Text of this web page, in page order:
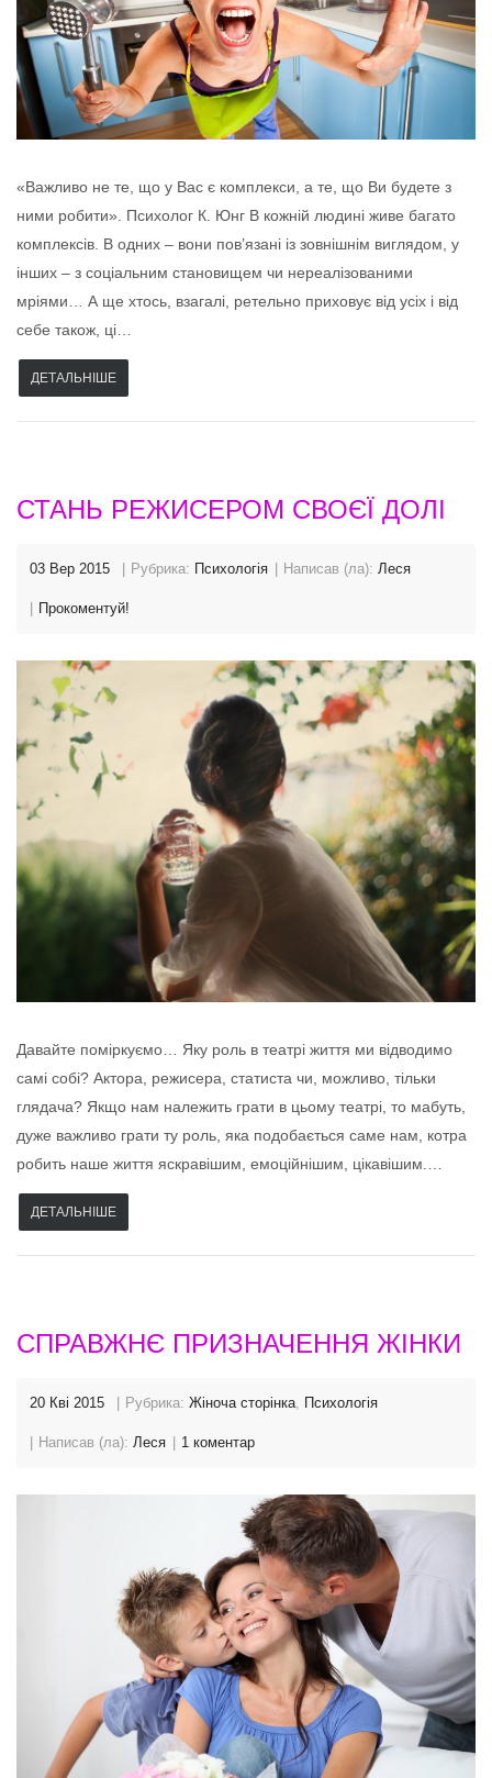
«Важливо не те, що у Вас є комплекси, а те, що Ви будете з
ними робити». Психолог К. Юнг В кожній людині живе багато
комплексів. В одних – вони пов’язані із зовнішнім виглядом, у
інших – з соціальним становищем чи нереалізованими
мріями… А ще хтось, взагалі, ретельно приховує від усіх і від
себе також, ці…
ДЕТАЛЬНІШЕ
СТАНЬ РЕЖИСЕРОМ СВОЄЇ ДОЛІ
03 Вер 2015 Рубрика: Психологія Написав (ла): Леся
Прокоментуй!
Давайте поміркуємо… Яку роль в театрі життя ми відводимо
самі собі? Актора, режисера, статиста чи, можливо, тільки
глядача? Якщо нам належить грати в цьому театрі, то мабуть,
дуже важливо грати ту роль, яка подобається саме нам, котра
робить наше життя яскравішим, емоційнішим, цікавішим.…
ДЕТАЛЬНІШЕ
СПРАВЖНЄ ПРИЗНАЧЕННЯ ЖІНКИ
20 Кві 2015 Рубрика: Жіноча сторінка, Психологія
Написав (ла): Леся 1 коментар